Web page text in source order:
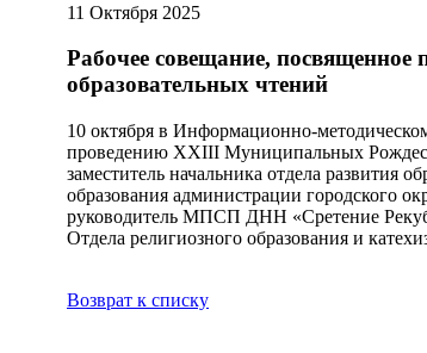
11 Октября 2025
Рабочее совещание,
образовательных чтений
10 октября в Информационно-
проведению XXIII Муниципальных
заместитель начальника отдела развития
образования администрации
руководитель МПСП ДНН «Сретение
Отдела религиозного образования и
Возврат к списку